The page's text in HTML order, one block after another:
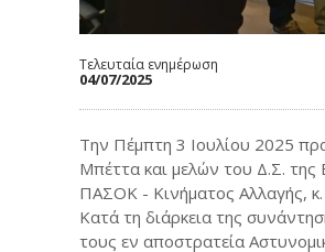
Τελευταία ενημέρωση
04/07/2025
Την Πέμπτη 3 Ιουλίου 2025
Μπέττα και μελών του Δ.Σ. της
ΠΑΣΟΚ - Κινήματος Αλλαγής,
Κατά τη διάρκεια της
τους εν αποστρατεία